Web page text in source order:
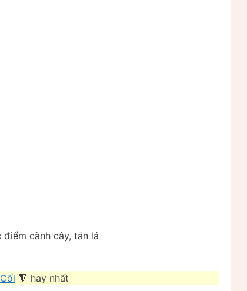
cành cây, tán lá
🔻 hay nhất